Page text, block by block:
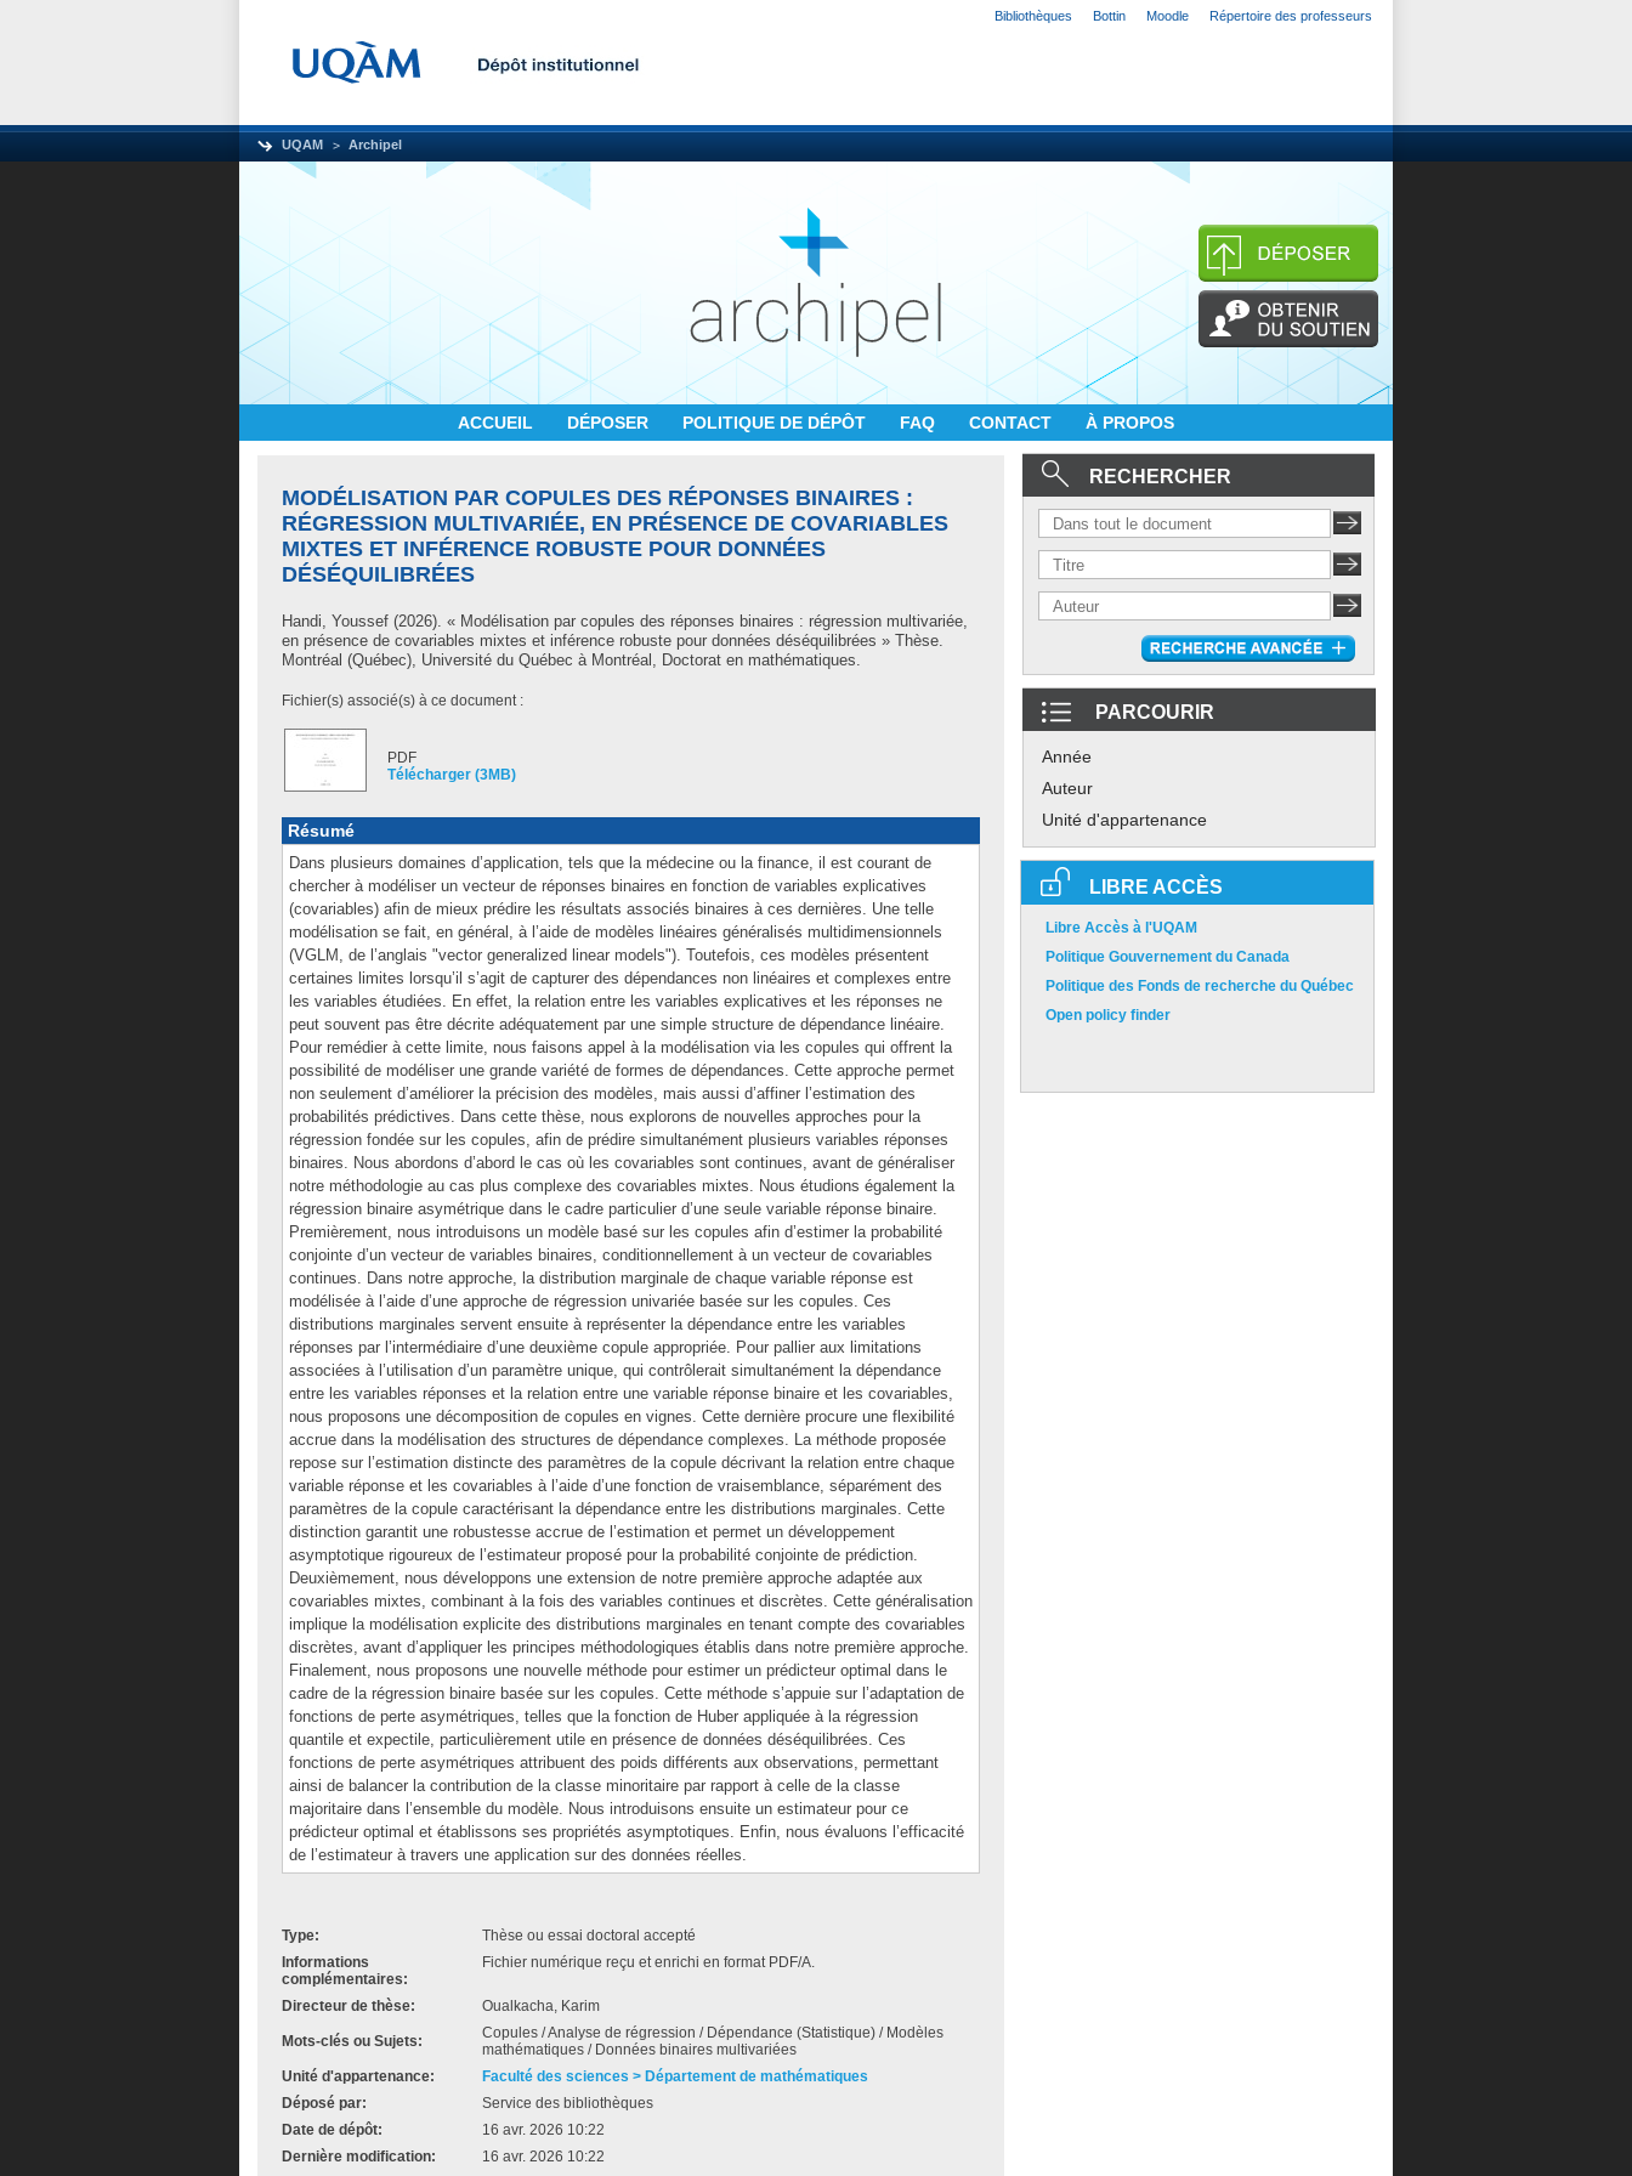
Bibliothèques Bottin Moodle Répertoire des professeurs
UQAM Archipel
ACCUEIL DÉPOSER POLITIQUE DE DÉPÔT FAQ CONTACT À PROPOS
MODÉLISATION PAR COPULES DES RÉPONSES BINAIRES :
RÉGRESSION MULTIVARIÉE, EN PRÉSENCE DE COVARIABLES
MIXTES ET INFÉRENCE ROBUSTE POUR DONNÉES
DÉSÉQUILIBRÉES
Handi, Youssef (2026). « Modélisation par copules des réponses binaires : régression multivariée,
en présence de covariables mixtes et inférence robuste pour données déséquilibrées » Thèse.
Montréal (Québec), Université du Québec à Montréal, Doctorat en mathématiques.
Fichier(s) associé(s) à ce document :
PDF
Télécharger (3MB)
Résumé
Dans plusieurs domaines d’application, tels que la médecine ou la finance, il est courant de
chercher à modéliser un vecteur de réponses binaires en fonction de variables explicatives
(covariables) afin de mieux prédire les résultats associés binaires à ces dernières. Une telle
modélisation se fait, en général, à l’aide de modèles linéaires généralisés multidimensionnels
(VGLM, de l’anglais "vector generalized linear models"). Toutefois, ces modèles présentent
certaines limites lorsqu’il s’agit de capturer des dépendances non linéaires et complexes entre
les variables étudiées. En effet, la relation entre les variables explicatives et les réponses ne
peut souvent pas être décrite adéquatement par une simple structure de dépendance linéaire.
Pour remédier à cette limite, nous faisons appel à la modélisation via les copules qui offrent la
possibilité de modéliser une grande variété de formes de dépendances. Cette approche permet
non seulement d’améliorer la précision des modèles, mais aussi d’affiner l’estimation des
probabilités prédictives. Dans cette thèse, nous explorons de nouvelles approches pour la
régression fondée sur les copules, afin de prédire simultanément plusieurs variables réponses
binaires. Nous abordons d’abord le cas où les covariables sont continues, avant de généraliser
notre méthodologie au cas plus complexe des covariables mixtes. Nous étudions également la
régression binaire asymétrique dans le cadre particulier d’une seule variable réponse binaire.
Premièrement, nous introduisons un modèle basé sur les copules afin d’estimer la probabilité
conjointe d’un vecteur de variables binaires, conditionnellement à un vecteur de covariables
continues. Dans notre approche, la distribution marginale de chaque variable réponse est
modélisée à l’aide d’une approche de régression univariée basée sur les copules. Ces
distributions marginales servent ensuite à représenter la dépendance entre les variables
réponses par l’intermédiaire d’une deuxième copule appropriée. Pour pallier aux limitations
associées à l’utilisation d’un paramètre unique, qui contrôlerait simultanément la dépendance
entre les variables réponses et la relation entre une variable réponse binaire et les covariables,
nous proposons une décomposition de copules en vignes. Cette dernière procure une flexibilité
accrue dans la modélisation des structures de dépendance complexes. La méthode proposée
repose sur l’estimation distincte des paramètres de la copule décrivant la relation entre chaque
variable réponse et les covariables à l’aide d’une fonction de vraisemblance, séparément des
paramètres de la copule caractérisant la dépendance entre les distributions marginales. Cette
distinction garantit une robustesse accrue de l’estimation et permet un développement
asymptotique rigoureux de l’estimateur proposé pour la probabilité conjointe de prédiction.
Deuxièmement, nous développons une extension de notre première approche adaptée aux
covariables mixtes, combinant à la fois des variables continues et discrètes. Cette généralisation
implique la modélisation explicite des distributions marginales en tenant compte des covariables
discrètes, avant d’appliquer les principes méthodologiques établis dans notre première approche.
Finalement, nous proposons une nouvelle méthode pour estimer un prédicteur optimal dans le
cadre de la régression binaire basée sur les copules. Cette méthode s’appuie sur l’adaptation de
fonctions de perte asymétriques, telles que la fonction de Huber appliquée à la régression
quantile et expectile, particulièrement utile en présence de données déséquilibrées. Ces
fonctions de perte asymétriques attribuent des poids différents aux observations, permettant
ainsi de balancer la contribution de la classe minoritaire par rapport à celle de la classe
majoritaire dans l’ensemble du modèle. Nous introduisons ensuite un estimateur pour ce
prédicteur optimal et établissons ses propriétés asymptotiques. Enfin, nous évaluons l’efficacité
de l’estimateur à travers une application sur des données réelles.
Type:
Thèse ou essai doctoral accepté
Informations
complémentaires:
Fichier numérique reçu et enrichi en format PDF/A.
Directeur de thèse: Oualkacha, Karim
Mots-clés ou Sujets:
Copules / Analyse de régression / Dépendance (Statistique) / Modèles
mathématiques / Données binaires multivariées
Unité d'appartenance:
Faculté des sciences > Département de mathématiques
Déposé par:
Service des bibliothèques
Date de dépôt:
16 avr. 2026 10:22
Dernière modification:
16 avr. 2026 10:22
RECHERCHER
PARCOURIR
Année
Auteur
Unité d'appartenance
LIBRE ACCÈS
Libre Accès à l'UQAM
Politique Gouvernement du Canada
Politique des Fonds de recherche du Québec
Open policy finder